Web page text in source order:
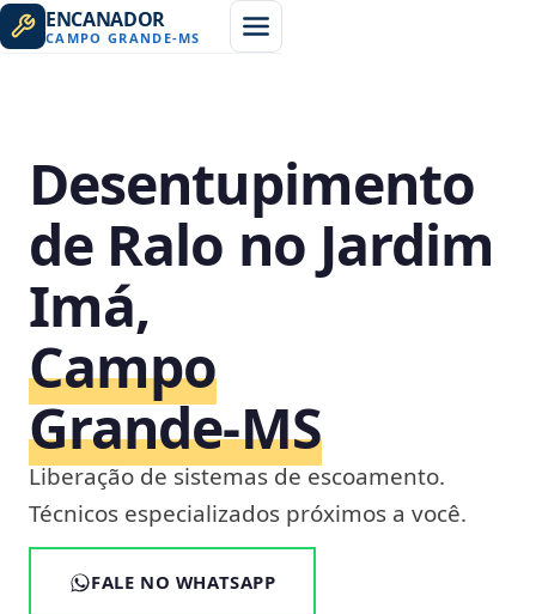
ENCANADOR
CAMPO GRANDE-MS
Desentupimento
de Ralo no Jardim
Imá,
Campo
Grande‑MS
Liberação de sistemas de escoamento.
Técnicos especializados próximos a você.
FALE NO WHATSAPP